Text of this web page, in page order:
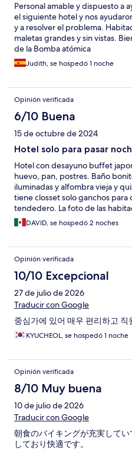
Personal amable y dispuesto a
el siguiente hotel y nos
y a resolver el problema.
maletas grandes y sin vistas.
de la Bomba atómica
Judith, se hospedó 1 noche
Opinión verificada
6/10 Buena
15 de octubre de 2024
Hotel solo para pasar
Hotel con desayuno buffet
huevo, pan, postres. Baño
iluminadas y alfombra vieja y
tiene closset solo ganchos para
tendedero. La foto de las
embargo puedes trabajar en tu
del lobby que es larga, la que
DAVID, se hospedó 2 noches
Opinión verificada
10/10 Excepcional
27 de julio de 2026
Traducir con Google
중심가에 있어 매우 편리하고
KYUCHEOL, se hospedó 1 noche
Opinión verificada
8/10 Muy buena
10 de julio de 2026
Traducir con Google
朝食のバイキングが充実して
しており快適です。